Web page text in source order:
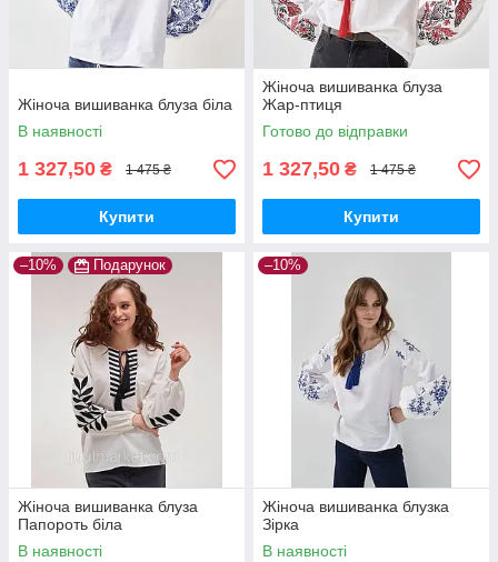
Жіноча вишиванка блуза біла
В наявності
1 327,50 ₴ 1 475 ₴
Купити
Жіноча вишиванка блуза
Жар-птиця
Готово до відправки
1 327,50 ₴ 1 475 ₴
Купити
–10% Подарунок
Жіноча вишиванка блуза
Папороть біла
В наявності
–10%
Жіноча вишиванка блузка
Зірка
В наявності